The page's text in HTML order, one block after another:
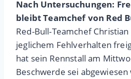
Nach Untersuchungen:
bleibt Teamchef von Red
Red-Bull-Teamchef
jeglichem Fehlverhalten
hat sein Rennstall am
Beschwerde sei